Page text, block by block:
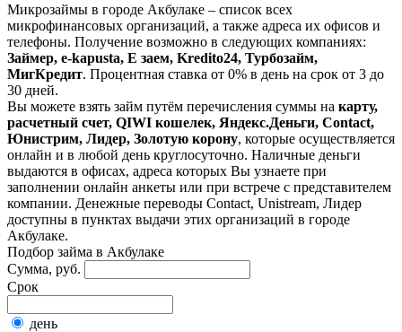
Микрозаймы в городе Акбулаке – список всех
микрофинансовых организаций, а также адреса их офисов и
телефоны. Получение возможно в следующих компаниях:
Займер, e-kapusta, Е заем, Kredito24, Турбозайм,
МигКредит. Процентная ставка от 0% в день на срок от 3 до
30 дней.
Вы можете взять займ путём перечисления суммы на карту,
расчетный счет, QIWI кошелек, Яндекс.Деньги, Contact,
Юнистрим, Лидер, Золотую корону, которые осуществляется
онлайн и в любой день круглосуточно. Наличные деньги
выдаются в офисах, адреса которых Вы узнаете при
заполнении онлайн анкеты или при встрече с представителем
компании. Денежные переводы Contact, Unistream, Лидер
доступны в пунктах выдачи этих организаций в городе
Акбулаке.
Подбор займа в Акбулаке
Сумма, руб.
Срок
день